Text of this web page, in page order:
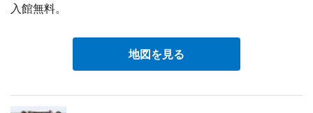
入館無料。
地図を見る